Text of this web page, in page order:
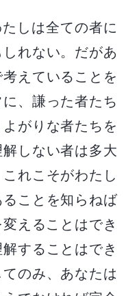
しは全ての者に
れない。だがあ
えていることを
、謙った者たち
がりな者たちを
しない者は多大
れこそがわたし
ことを知らねば
えることはでき
することはでき
のみ、あなたは